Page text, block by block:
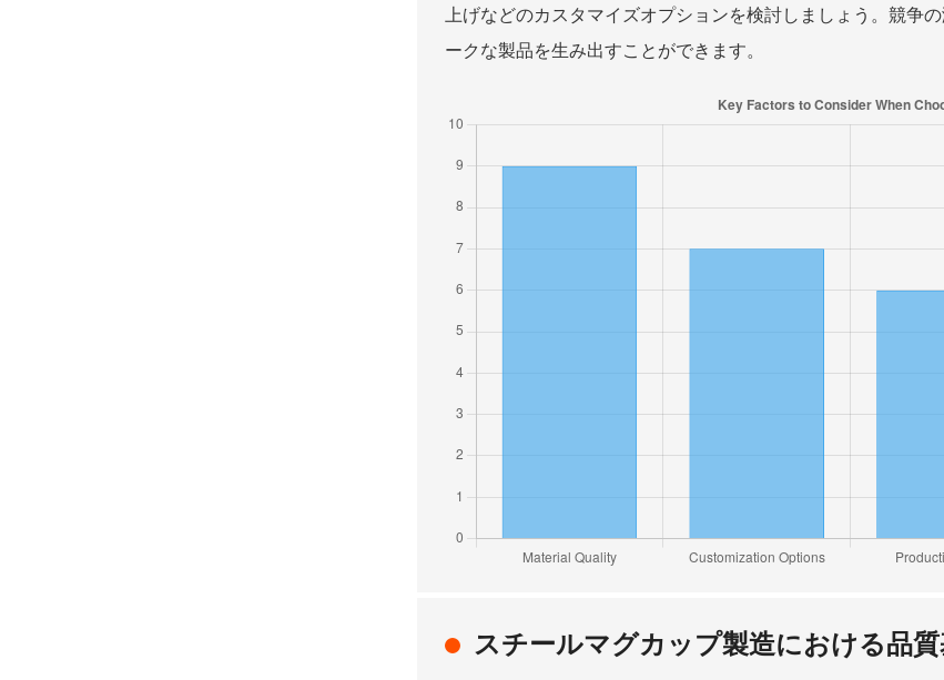
上げなどのカスタマイズオプションを検討しましょう。競争
ークな製品を生み出すことができます。
スチールマグカップ製造における品